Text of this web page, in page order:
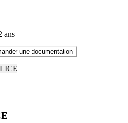
ans
une documentation